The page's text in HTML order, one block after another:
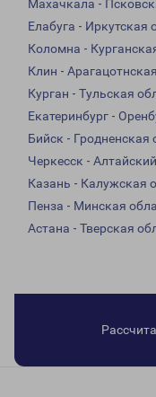
Махачкала -
Елабуга - Иркутская
Коломна -
Клин -
Курган - Тульская
Екатеринбург -
Бийск - Гродненская
Черкесск -
Казань - Калужская
Пенза - Минская
Астана - Тверская